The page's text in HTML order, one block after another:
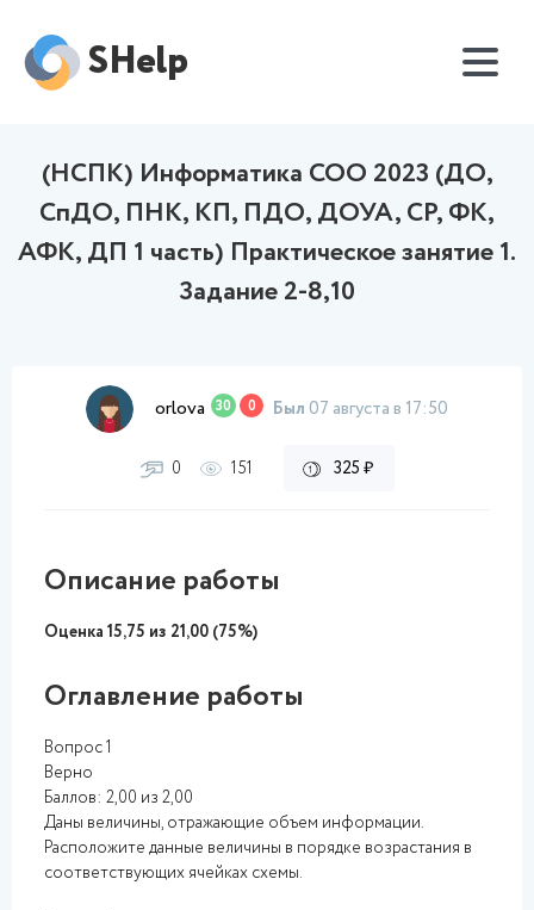
SHelp
(НСПК) Информатика СОО 2023 (ДО,
СпДО, ПНК, КП, ПДО, ДОУА, СР, ФК,
АФК, ДП 1 часть) Практическое занятие 1.
Задание 2-8,10
orlova 30 0 Был 07 августа в 17:50
0 151 325 ₽
Описание работы
Оценка 15,75 из 21,00 (75%)
Оглавление работы
Вопрос 1
Верно
Баллов: 2,00 из 2,00
Даны величины, отражающие объем информации.
Расположите данные величины в порядке возрастания в
соответствующих ячейках схемы.